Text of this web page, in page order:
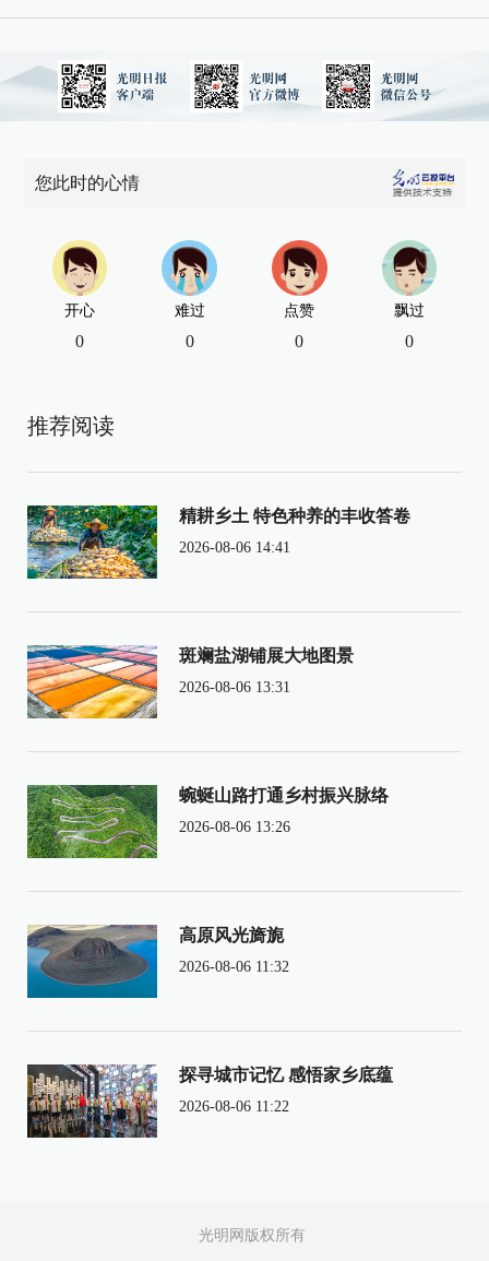
您此时的心情
开心
0
难过
0
点赞
0
飘过
0
推荐阅读
精耕乡土 特色种养的丰收答卷
2026-08-06 14:41
斑斓盐湖铺展大地图景
2026-08-06 13:31
蜿蜒山路打通乡村振兴脉络
2026-08-06 13:26
高原风光旖旎
2026-08-06 11:32
探寻城市记忆 感悟家乡底蕴
2026-08-06 11:22
光明网版权所有